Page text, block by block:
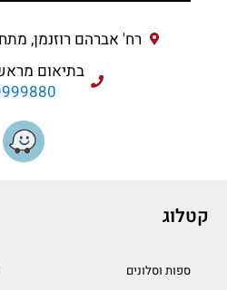
רח' אברהם רוזנמן,
בתיאום
קטלוג
ספות וסלונים